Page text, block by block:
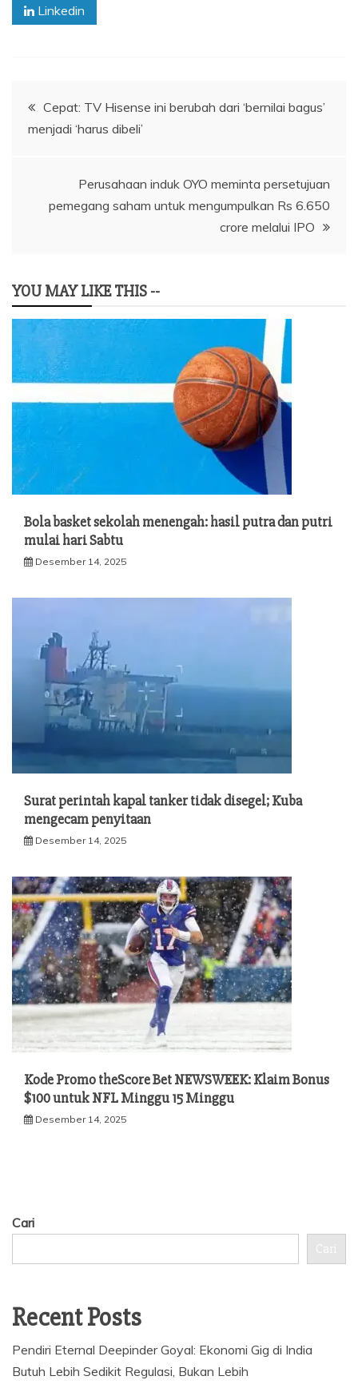
Linkedin
Navigasi
Cepat: TV Hisense ini berubah dari ‘bernilai bagus’
menjadi ‘harus dibeli’
Perusahaan induk OYO meminta persetujuan
pemegang saham untuk mengumpulkan Rs 6.650
crore melalui IPO
YOU MAY LIKE THIS --
Bola basket sekolah menengah: hasil putra dan putri
mulai hari Sabtu
Desember 14, 2025
Surat perintah kapal tanker tidak disegel; Kuba
mengecam penyitaan
Desember 14, 2025
Kode Promo theScore Bet NEWSWEEK: Klaim Bonus
$100 untuk NFL Minggu 15 Minggu
Desember 14, 2025
Cari
Cari
Recent Posts
Pendiri Eternal Deepinder Goyal: Ekonomi Gig di India
Butuh Lebih Sedikit Regulasi, Bukan Lebih